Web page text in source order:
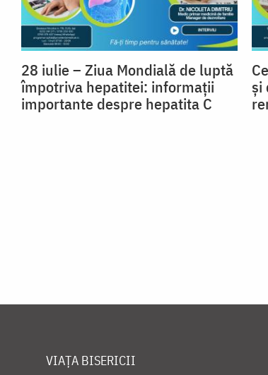
28 iulie – Ziua Mondială de luptă
împotriva hepatitei: informații
importante despre hepatita C
și
VIAȚA BISERICII